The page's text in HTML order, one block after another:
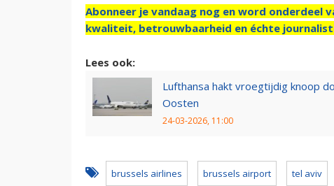
Abonneer je vandaag nog en word onderdeel
kwaliteit, betrouwbaarheid en échte
Lees ook:
Lufthansa hakt vroegtijdig knoop
Oosten
24-03-2026, 11:00
brussels airlines brussels airport tel aviv